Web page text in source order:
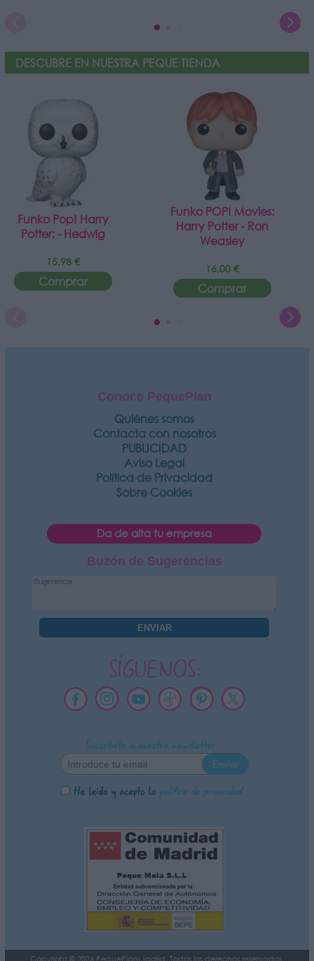
DESCUBRE EN NUESTRA PEQUE TIENDA
Funko Pop! Harry
Potter: - Hedwig
15,98 €
Comprar
Funko POP! Movies:
Harry Potter - Ron
Weasley
16,00 €
Comprar
Conoce PequePlan
Quiénes somos
Contacta con nosotros
PUBLICIDAD
Aviso Legal
Política de Privacidad
Sobre Cookies
Da de alta tu empresa
Buzón de Sugerencias
SÍGUENOS:
Suscríbete a nuestra newsletter
He leído y acepto la política de privacidad